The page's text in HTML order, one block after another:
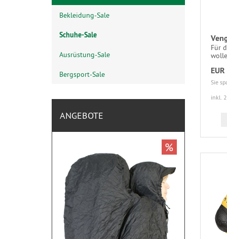
Für
Sie
inkl.
Bekleidung-Sale
Schuhe-Sale
Ausrüstung-Sale
Bergsport-Sale
ANGEBOTE
%